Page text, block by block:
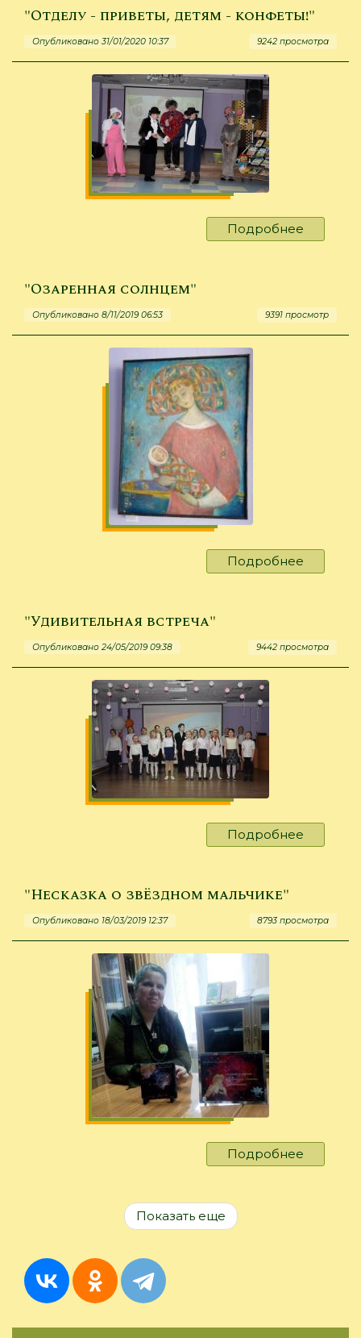
завтрак"
"Отделу - приветы, детям - конфеты!"
Опубликовано 31/01/2020 10:37 9242 просмотра
Подробнее
"Отделу
-
"Озаренная солнцем"
Опубликовано 8/11/2019 06:53 9391 просмотр
Подробнее
"Удивительная встреча"
Опубликовано 24/05/2019 09:38 9442 просмотра
Подробнее
"Несказка о звёздном мальчике"
Опубликовано 18/03/2019 12:37 8793 просмотра
Подробнее
Показать еще